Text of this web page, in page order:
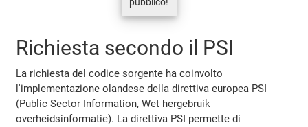
Richiesta secondo il PSI
La richiesta del codice sorgente ha coinvolto
l'implementazione olandese della direttiva europea PSI
(Public Sector Information, Wet hergebruik
overheidsinformatie). La direttiva PSI permette di